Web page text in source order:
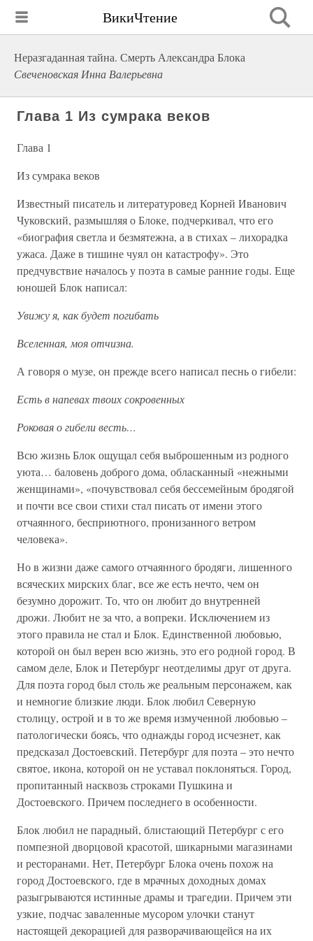
ВикиЧтение
Неразгаданная тайна. Смерть Александра Блока
Свеченовская Инна Валерьевна
Глава 1 Из сумрака веков
Глава 1
Из сумрака веков
Известный писатель и литературовед Корней Иванович
Чуковский, размышляя о Блоке, подчеркивал, что его
«биография светла и безмятежна, а в стихах – лихорадка
ужаса. Даже в тишине чуял он катастрофу». Это
предчувствие началось у поэта в самые ранние годы. Еще
юношей Блок написал:
Увижу я, как будет погибать
Вселенная, моя отчизна.
А говоря о музе, он прежде всего написал песнь о гибели:
Есть в напевах твоих сокровенных
Роковая о гибели весть…
Всю жизнь Блок ощущал себя выброшенным из родного
уюта… баловень доброго дома, обласканный «нежными
женщинами», «почувствовал себя бессемейным бродягой
и почти все свои стихи стал писать от имени этого
отчаянного, бесприютного, пронизанного ветром
человека».
Но в жизни даже самого отчаянного бродяги, лишенного
всяческих мирских благ, все же есть нечто, чем он
безумно дорожит. То, что он любит до внутренней
дрожи. Любит не за что, а вопреки. Исключением из
этого правила не стал и Блок. Единственной любовью,
которой он был верен всю жизнь, это его родной город. В
самом деле, Блок и Петербург неотделимы друг от друга.
Для поэта город был столь же реальным персонажем, как
и немногие близкие люди. Блок любил Северную
столицу, острой и в то же время измученной любовью –
патологически боясь, что однажды город исчезнет, как
предсказал Достоевский. Петербург для поэта – это нечто
святое, икона, которой он не уставал поклоняться. Город,
пропитанный насквозь строками Пушкина и
Достоевского. Причем последнего в особенности.
Блок любил не парадный, блистающий Петербург с его
помпезной дворцовой красотой, шикарными магазинами
и ресторанами. Нет, Петербург Блока очень похож на
город Достоевского, где в мрачных доходных домах
разыгрываются истинные драмы и трагедии. Причем эти
узкие, подчас заваленные мусором улочки станут
настоящей декорацией для разворачивающейся на их